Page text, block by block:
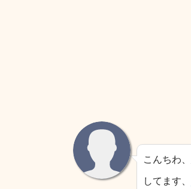
こんちわ、
してます、